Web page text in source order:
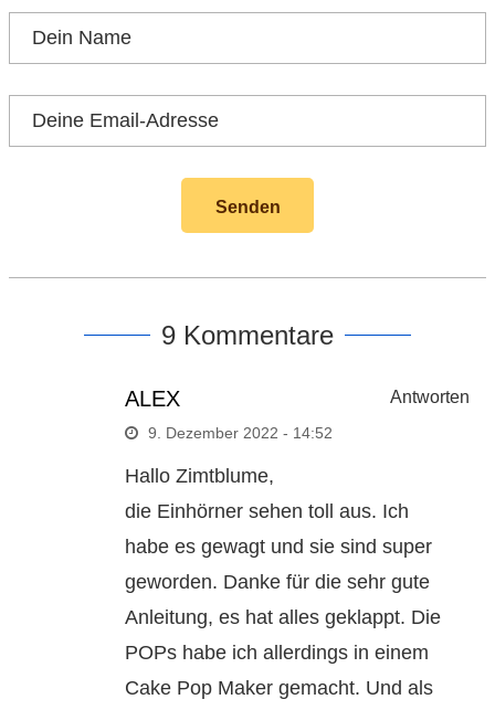
9 Kommentare
ALEX
9. Dezember 2022 - 14:52
Hallo Zimtblume,
die Einhörner sehen toll aus. Ich
habe es gewagt und sie sind super
geworden. Danke für die sehr gute
Anleitung, es hat alles geklappt. Die
POPs habe ich allerdings in einem
Cake Pop Maker gemacht. Und als
Antworten